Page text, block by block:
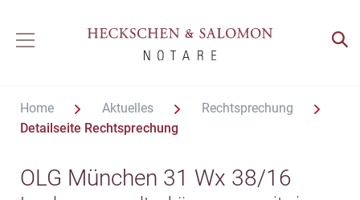
Home Aktuelles
Rechtsprechung
Detailseite Rechtsprechung
OLG München 31 Wx 38/16